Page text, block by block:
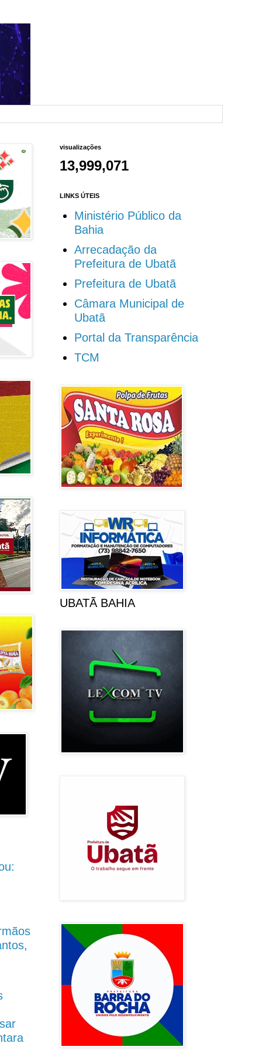
visualizações
13,999,071
LINKS ÚTEIS
Ministério Público da
Bahia
Arrecadação da
Prefeitura de Ubatã
Prefeitura de Ubatã
Câmara Municipal de
Ubatã
Portal da Transparência
TCM
UBATÃ BAHIA